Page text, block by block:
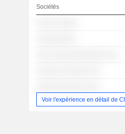
Sociétés
Voir l'expérience en détail de